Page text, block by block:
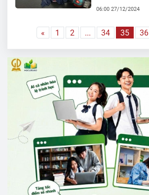
06:00 27/12/2024
« 1 2 ... 34 35 36